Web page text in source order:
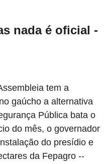
nada é oficial -
tem a
gaúcho a alternativa
Pública bata o
do mês, o governador
do presídio e
da Fepagro --